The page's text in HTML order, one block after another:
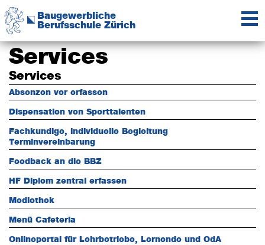
Zur
Hauptnavigation
springen
Zum
Inhalt
springen
Kompetenzzentrum
der
Baubranche
Baugewerbliche
Berufsschule Zürich
Services
Services
Absenzen vor erfassen
Dispensation von Sporttalenten
Fachkundige, individuelle Begleitung
Terminvereinbarung
Feedback an die BBZ
HF Diplom zentral erfassen
Mediothek
Menü Cafeteria
Onlineportal für Lehrbetriebe, Lernende und OdA